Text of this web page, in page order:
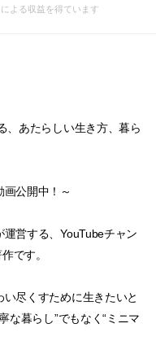
よる収益を得ています
、あたらしい生き方、暮ら
画公開中！～
営する、YouTubeチャン
です。
尽くすために生きたいと
な暮らし”でもなく“ミニマ